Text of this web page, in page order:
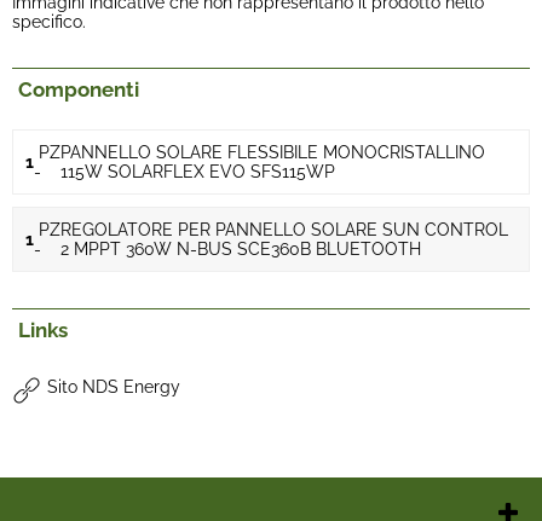
specifico.
Componenti
1 PZ
-
PANNELLO SOLARE FLESSIBILE MONOCRISTALLINO
115W SOLARFLEX EVO SFS115WP
1 PZ
-
REGOLATORE PER PANNELLO SOLARE SUN CONTROL
2 MPPT 360W N-BUS SCE360B BLUETOOTH
Links
Sito NDS Energy